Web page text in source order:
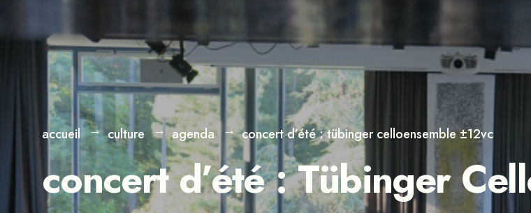
accueil culture agenda concert d’été : tübinger celloensemble ±12vc
concert d’été : Tübinger